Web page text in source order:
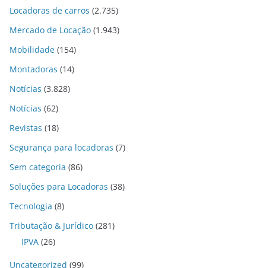
Locadoras de carros (2.735)
Mercado de Locação (1.943)
Mobilidade (154)
Montadoras (14)
Notícias (3.828)
Notícias (62)
Revistas (18)
Segurança para locadoras (7)
Sem categoria (86)
Soluções para Locadoras (38)
Tecnologia (8)
Tributação & Jurídico (281)
IPVA (26)
Uncategorized (99)